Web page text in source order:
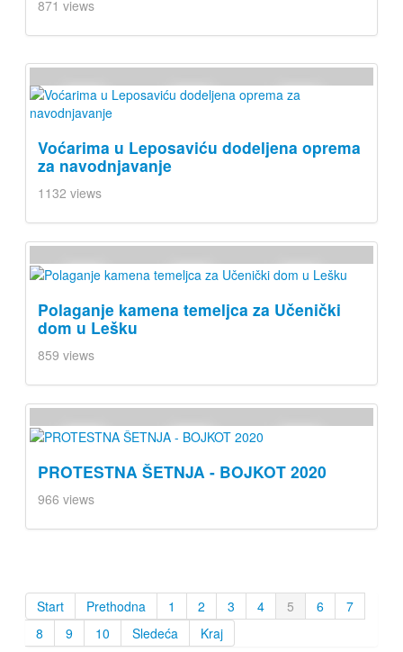
871 views
Voćarima u Leposaviću dodeljena oprema
za navodnjavanje
1132 views
Polaganje kamena temeljca za Učenički
dom u Lešku
859 views
PROTESTNA ŠETNJA - BOJKOT 2020
966 views
Start Prethodna 1 2 3 4 5 6
7
8
9 10 Sledeća Kraj